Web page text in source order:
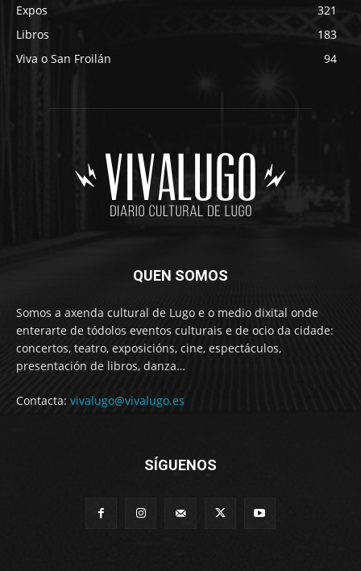
Expos
321
Libros
183
Viva o San Froilán
94
QUEN SOMOS
Somos a axenda cultural de Lugo e o medio dixital onde
enterarte de tódolos eventos culturais e de ocio da cidade:
concertos, teatro, exposicións, cine, espectáculos,
presentación de libros, danza…
Contacta: vivalugo@vivalugo.es
SÍGUENOS